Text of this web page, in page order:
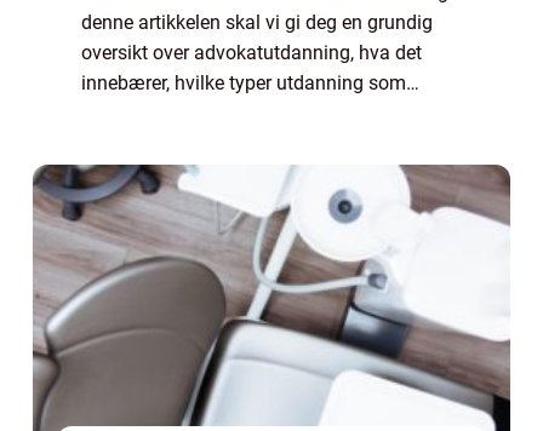
denne artikkelen skal vi gi deg en grundig
oversikt over advokatutdanning, hva det
innebærer, hvilke typer utdanning som
...